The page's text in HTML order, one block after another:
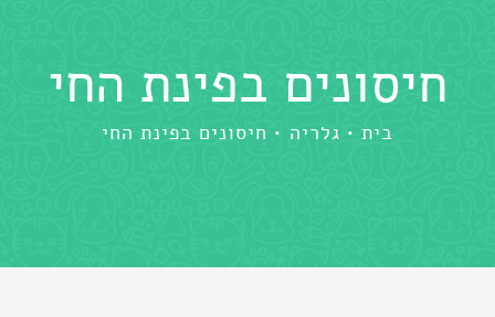
חיסונים בפינת החי
בית גלריה חיסונים בפינת החי